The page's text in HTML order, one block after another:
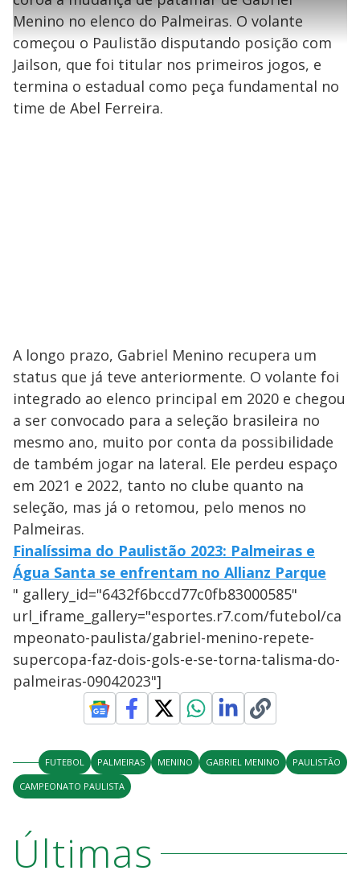
l
a
y
o
e
g
n
d
s
u
n
o
s
5
n
Menino no elenco do Palmeiras. O volante
começou o Paulistão disputando posição com
Jailson, que foi titular nos primeiros jogos, e
termina o estadual como peça fundamental no
time de Abel Ferreira.
A longo prazo, Gabriel Menino recupera um
status que já teve anteriormente. O volante foi
integrado ao elenco principal em 2020 e chegou
a ser convocado para a seleção brasileira no
mesmo ano, muito por conta da possibilidade
de também jogar na lateral. Ele perdeu espaço
em 2021 e 2022, tanto no clube quanto na
seleção, mas já o retomou, pelo menos no
Palmeiras.
Finalíssima do Paulistão 2023: Palmeiras e
Água Santa se enfrentam no Allianz Parque
" gallery_id="6432f6bccd77c0fb83000585"
url_iframe_gallery="esportes.r7.com/futebol/ca
mpeonato-paulista/gabriel-menino-repete-
supercopa-faz-dois-gols-e-se-torna-talisma-do-
palmeiras-09042023"]
FUTEBOL PALMEIRAS MENINO GABRIEL MENINO
PAULISTÃO
CAMPEONATO PAULISTA
Últimas